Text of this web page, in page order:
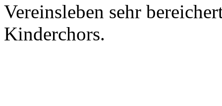
Vereinsleben sehr
Kinderchors.